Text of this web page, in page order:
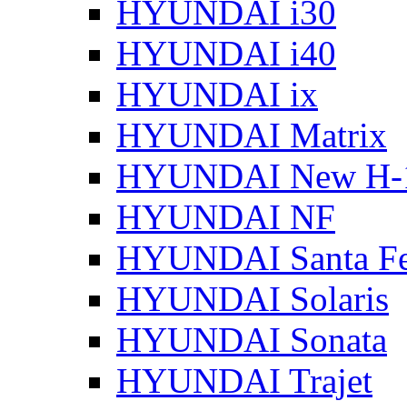
HYUNDAI i30
HYUNDAI i40
HYUNDAI ix
HYUNDAI Matrix
HYUNDAI New
HYUNDAI NF
HYUNDAI Santa
HYUNDAI Solaris
HYUNDAI Sonata
HYUNDAI Trajet